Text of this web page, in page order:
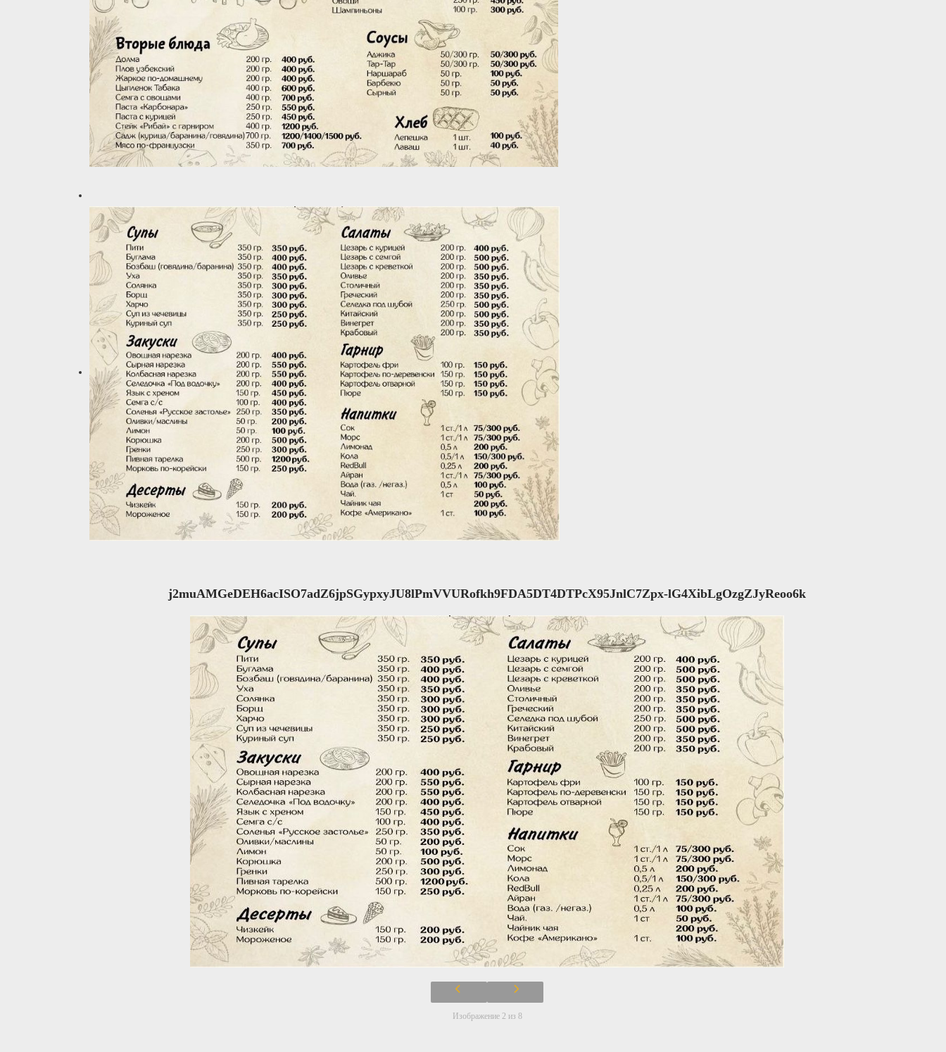
j2muAMGeDEH6acISO7adZ6jpSGypxyJU8lPmVVURofkh9FDA5DT4DTPcX95JnlC7Zpx-lG4XibLgOzgZJyReoo6k
Изображение 2 из 8